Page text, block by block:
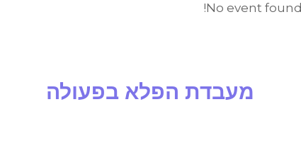
No event found!
מעבדת הפלא בפעולה